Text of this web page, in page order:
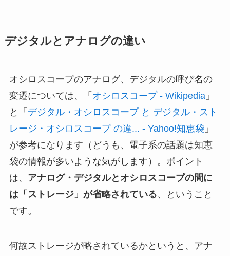
デジタルとアナログの違い
オシロスコープのアナログ、デジタルの呼び名の
変遷については、「 オシロスコープ - Wikipedia」
と「 デジタル・オシロスコープ と デジタル・スト
レージ・オシロスコープ の違... - Yahoo!知恵袋 」
が参考になります（どうも、電子系の話題は知恵
袋の情報が多いような気がします）。ポイント
は、 アナログ・デジタルとオシロスコープの間に
は「ストレージ」が省略されている、ということ
です。
何故ストレージが略されているかというと、アナ